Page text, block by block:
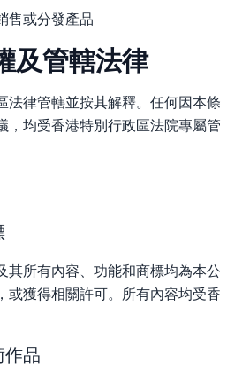
售或分發產品
及管轄法律
法律管轄並按其解釋。任何因本條
，均受香港特別行政區法院專屬管
其所有內容、功能和商標均為本公
或獲得相關許可。所有內容均受香
作品